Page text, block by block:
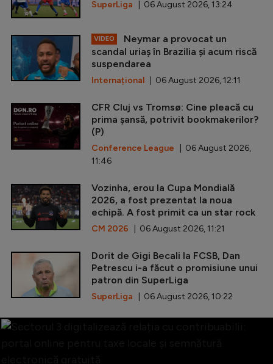
SuperLiga | 06 August 2026, 13:24
VIDEO
Neymar a provocat un
scandal uriaș în Brazilia și acum riscă
suspendarea
Internațional | 06 August 2026, 12:11
CFR Cluj vs Tromsø: Cine pleacă cu
prima șansă, potrivit bookmakerilor?
(P)
Conference League | 06 August 2026,
11:46
Vozinha, erou la Cupa Mondială
2026, a fost prezentat la noua
echipă. A fost primit ca un star rock
CM 2026 | 06 August 2026, 11:21
Dorit de Gigi Becali la FCSB, Dan
Petrescu i-a făcut o promisiune unui
patron din SuperLiga
SuperLiga | 06 August 2026, 10:22